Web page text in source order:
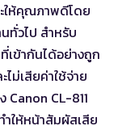
ให้คุณภาพดีโดย
ทั่วไป สำหรับ
เข้ากันได้อย่างถูก
ม่เสียค่าใช้จ่าย
Canon CL-811
ำให้หน้าสัมผัสเสีย